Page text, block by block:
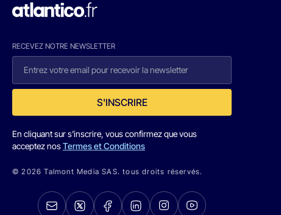
RECEVEZ NOTRE NEWSLETTER
S'INSCRIRE
En cliquant sur s'inscrire, vous confirmez que vous
acceptez nosTermes et Conditions
© 2026 Talmont Media SAS. tous droits réservés.